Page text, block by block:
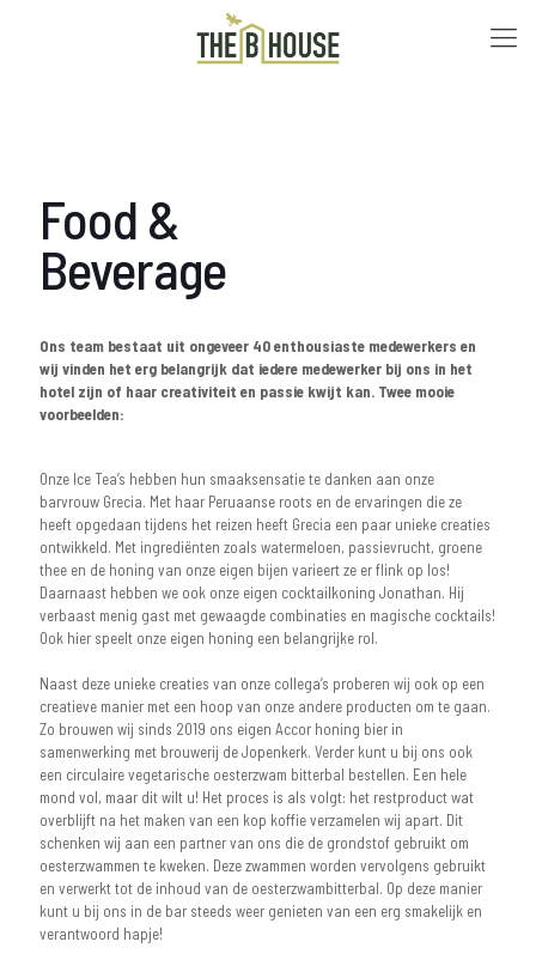
Food &
Beverage
Ons team bestaat uit ongeveer 40 enthousiaste medewerkers en
wij vinden het erg belangrijk dat iedere medewerker bij ons in het
hotel zijn of haar creativiteit en passie kwijt kan. Twee mooie
voorbeelden:
Onze Ice Tea’s hebben hun smaaksensatie te danken aan onze
barvrouw Grecia. Met haar Peruaanse roots en de ervaringen die ze
heeft opgedaan tijdens het reizen heeft Grecia een paar unieke creaties
ontwikkeld. Met ingrediënten zoals watermeloen, passievrucht, groene
thee en de honing van onze eigen bijen varieert ze er flink op los!
Daarnaast hebben we ook onze eigen cocktailkoning Jonathan. Hij
verbaast menig gast met gewaagde combinaties en magische cocktails!
Ook hier speelt onze eigen honing een belangrijke rol.
Naast deze unieke creaties van onze collega’s proberen wij ook op een
creatieve manier met een hoop van onze andere producten om te gaan.
Zo brouwen wij sinds 2019 ons eigen Accor honing bier in
samenwerking met brouwerij de Jopenkerk. Verder kunt u bij ons ook
een circulaire vegetarische oesterzwam bitterbal bestellen. Een hele
mond vol, maar dit wilt u! Het proces is als volgt: het restproduct wat
overblijft na het maken van een kop koffie verzamelen wij apart. Dit
schenken wij aan een partner van ons die de grondstof gebruikt om
oesterzwammen te kweken. Deze zwammen worden vervolgens gebruikt
en verwerkt tot de inhoud van de oesterzwambitterbal. Op deze manier
kunt u bij ons in de bar steeds weer genieten van een erg smakelijk en
verantwoord hapje!